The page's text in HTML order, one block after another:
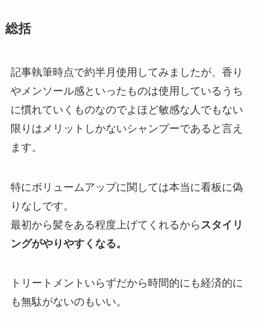
総括
記事執筆時点で約半月使用してみましたが、香り
やメンソール感といったものは使用しているうち
に慣れていくものなのでよほど敏感な人でもない
限りはメリットしかないシャンプーであると言え
ます。
特にボリュームアップに関しては本当に看板に偽
りなしです。
最初から髪をある程度上げてくれるから スタイリ
ングがやりやすくなる。
トリートメントいらずだから時間的にも経済的に
も無駄がないのもいい。